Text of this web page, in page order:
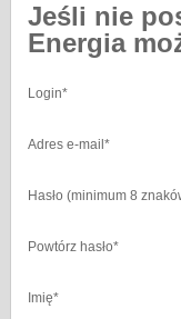
Jeśli nie
Energia
Login*
Adres e-mail *
Hasło (minimum 8
Powtórz hasło*
Imię*